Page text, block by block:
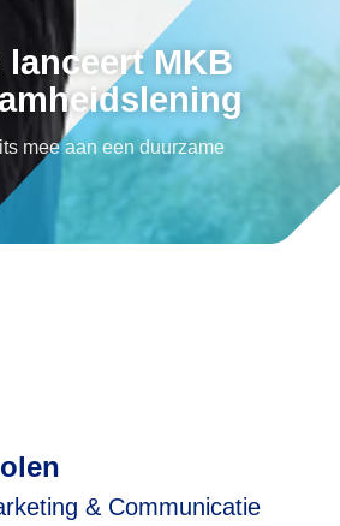
MKB
mee aan een duurzame
& Communicatie